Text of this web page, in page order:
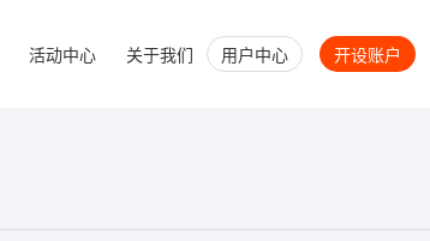
活动中心 关于我们 用户中心 开设账户